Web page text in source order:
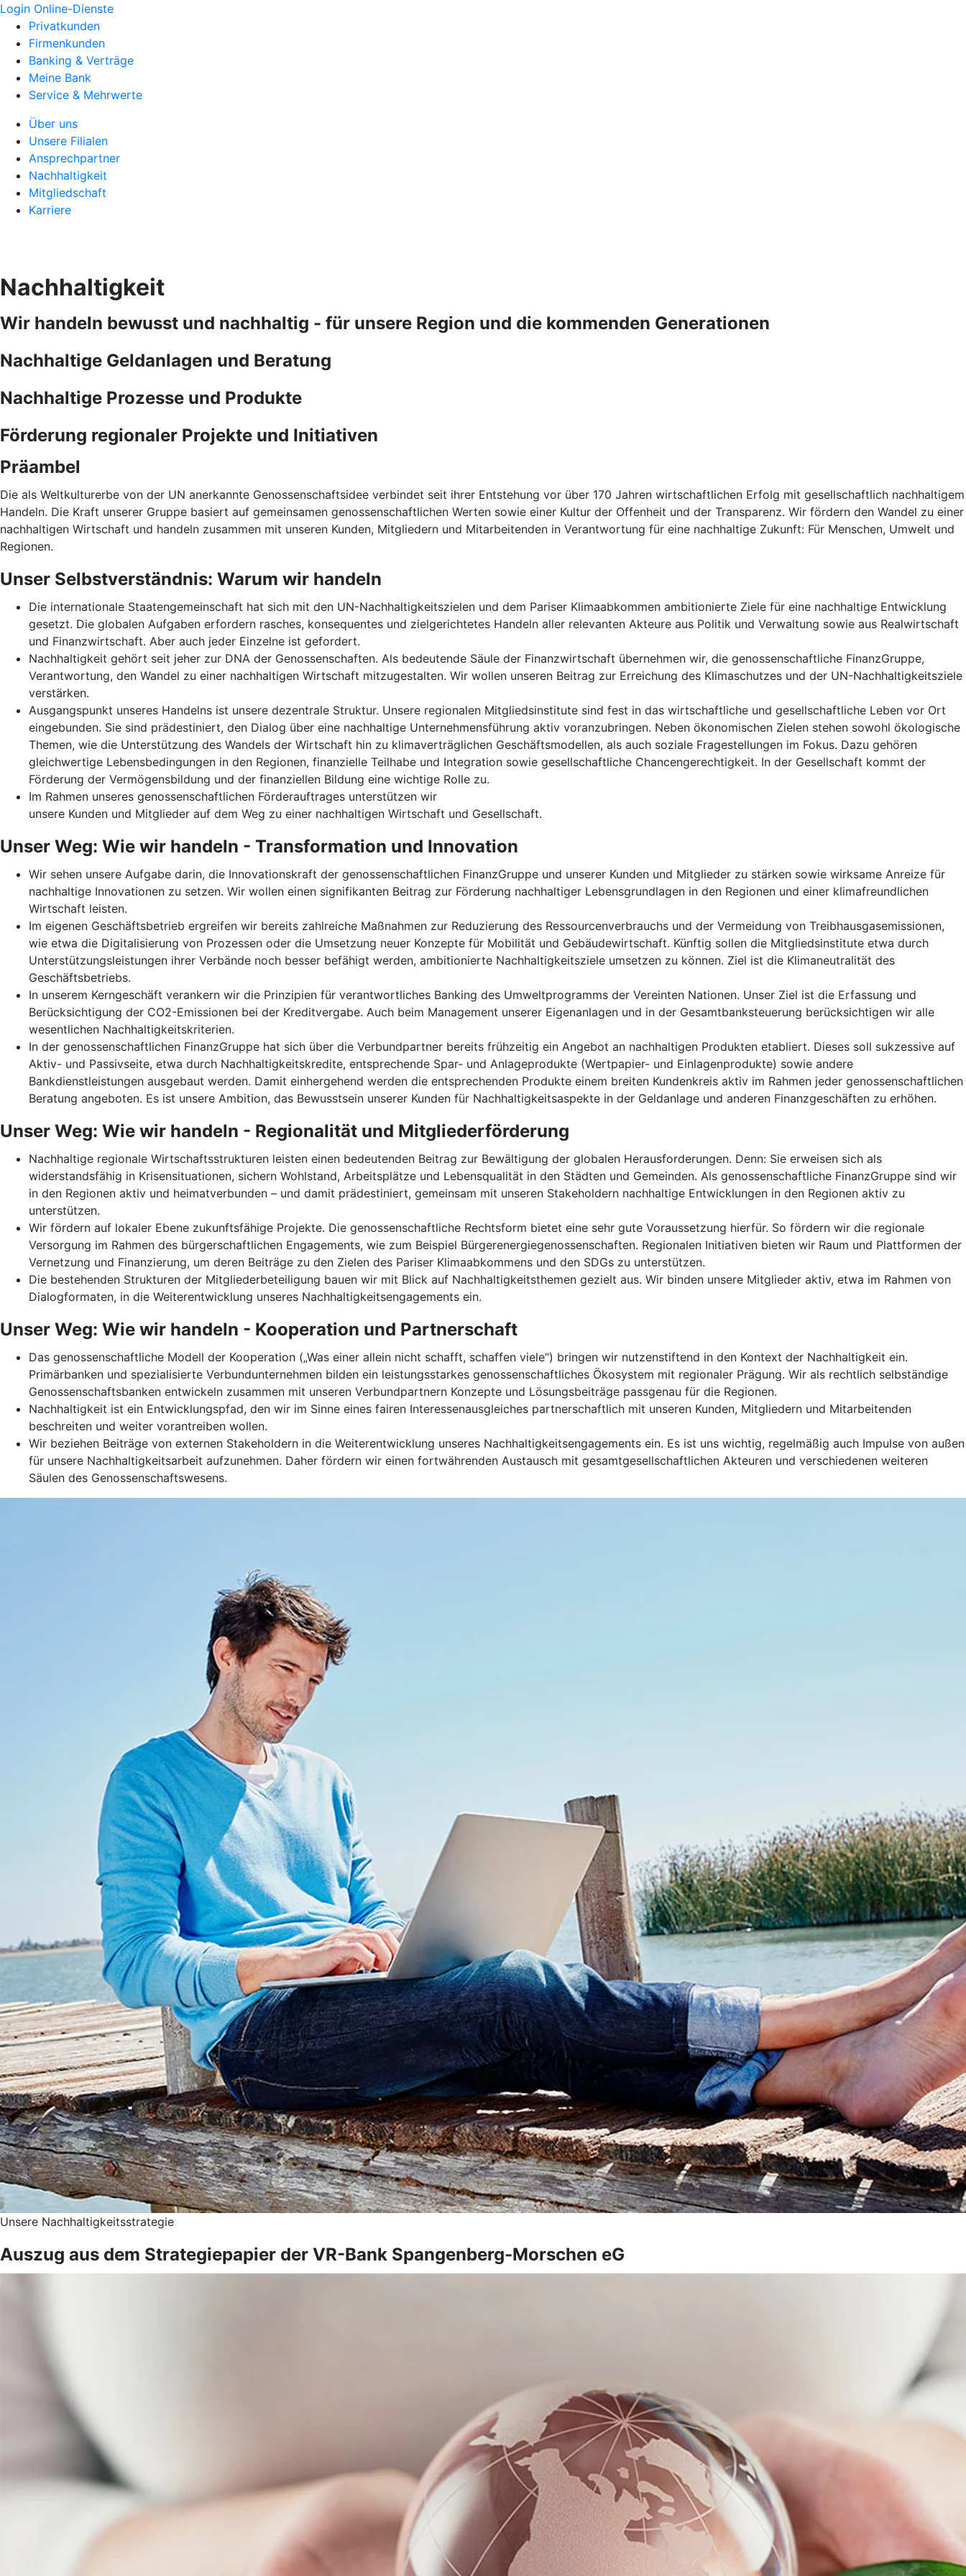
Login Online-Dienste
Privatkunden
Firmenkunden
Banking & Verträge
Meine Bank
Service & Mehrwerte
Über uns
Unsere Filialen
Ansprechpartner
Nachhaltigkeit
Mitgliedschaft
Karriere
Nachhaltigkeit
Wir handeln bewusst und nachhaltig - für unsere Region und die kommenden Generationen
Nachhaltige Geldanlagen und Beratung
Nachhaltige Prozesse und Produkte
Förderung regionaler Projekte und Initiativen
Präambel
Die als Weltkulturerbe von der UN anerkannte Genossenschaftsidee verbindet seit ihrer Entstehung vor über 170 Jahren wirtschaftlichen Erfolg mit gesellschaftlich nachhaltigem
Handeln. Die Kraft unserer Gruppe basiert auf gemeinsamen genossenschaftlichen Werten sowie einer Kultur der Offenheit und der Transparenz. Wir fördern den Wandel zu einer
nachhaltigen Wirtschaft und handeln zusammen mit unseren Kunden, Mitgliedern und Mitarbeitenden in Verantwortung für eine nachhaltige Zukunft: Für Menschen, Umwelt und
Regionen.
Unser Selbstverständnis: Warum wir handeln
Die internationale Staatengemeinschaft hat sich mit den UN-Nachhaltigkeitszielen und dem Pariser Klimaabkommen ambitionierte Ziele für eine nachhaltige Entwicklung
gesetzt. Die globalen Aufgaben erfordern rasches, konsequentes und zielgerichtetes Handeln aller relevanten Akteure aus Politik und Verwaltung sowie aus Realwirtschaft
und Finanzwirtschaft. Aber auch jeder Einzelne ist gefordert.
Nachhaltigkeit gehört seit jeher zur DNA der Genossenschaften. Als bedeutende Säule der Finanzwirtschaft übernehmen wir, die genossenschaftliche FinanzGruppe,
Verantwortung, den Wandel zu einer nachhaltigen Wirtschaft mitzugestalten. Wir wollen unseren Beitrag zur Erreichung des Klimaschutzes und der UN-Nachhaltigkeitsziele
verstärken.
Ausgangspunkt unseres Handelns ist unsere dezentrale Struktur. Unsere regionalen Mitgliedsinstitute sind fest in das wirtschaftliche und gesellschaftliche Leben vor Ort
eingebunden. Sie sind prädestiniert, den Dialog über eine nachhaltige Unternehmensführung aktiv voranzubringen. Neben ökonomischen Zielen stehen sowohl ökologische
Themen, wie die Unterstützung des Wandels der Wirtschaft hin zu klimaverträglichen Geschäftsmodellen, als auch soziale Fragestellungen im Fokus. Dazu gehören
gleichwertige Lebensbedingungen in den Regionen, finanzielle Teilhabe und Integration sowie gesellschaftliche Chancengerechtigkeit. In der Gesellschaft kommt der
Förderung der Vermögensbildung und der finanziellen Bildung eine wichtige Rolle zu.
Im Rahmen unseres genossenschaftlichen Förderauftrages unterstützen wir
unsere Kunden und Mitglieder auf dem Weg zu einer nachhaltigen Wirtschaft und Gesellschaft.
Unser Weg: Wie wir handeln - Transformation und Innovation
Wir sehen unsere Aufgabe darin, die Innovationskraft der genossenschaftlichen FinanzGruppe und unserer Kunden und Mitglieder zu stärken sowie wirksame Anreize für
nachhaltige Innovationen zu setzen. Wir wollen einen signifikanten Beitrag zur Förderung nachhaltiger Lebensgrundlagen in den Regionen und einer klimafreundlichen
Wirtschaft leisten.
Im eigenen Geschäftsbetrieb ergreifen wir bereits zahlreiche Maßnahmen zur Reduzierung des Ressourcenverbrauchs und der Vermeidung von Treibhausgasemissionen,
wie etwa die Digitalisierung von Prozessen oder die Umsetzung neuer Konzepte für Mobilität und Gebäudewirtschaft. Künftig sollen die Mitgliedsinstitute etwa durch
Unterstützungsleistungen ihrer Verbände noch besser befähigt werden, ambitionierte Nachhaltigkeitsziele umsetzen zu können. Ziel ist die Klimaneutralität des
Geschäftsbetriebs.
In unserem Kerngeschäft verankern wir die Prinzipien für verantwortliches Banking des Umweltprogramms der Vereinten Nationen. Unser Ziel ist die Erfassung und
Berücksichtigung der CO2-Emissionen bei der Kreditvergabe. Auch beim Management unserer Eigenanlagen und in der Gesamtbanksteuerung berücksichtigen wir alle
wesentlichen Nachhaltigkeitskriterien.
In der genossenschaftlichen FinanzGruppe hat sich über die Verbundpartner bereits frühzeitig ein Angebot an nachhaltigen Produkten etabliert. Dieses soll sukzessive auf
Aktiv- und Passivseite, etwa durch Nachhaltigkeitskredite, entsprechende Spar- und Anlageprodukte (Wertpapier- und Einlagenprodukte) sowie andere
Bankdienstleistungen ausgebaut werden. Damit einhergehend werden die entsprechenden Produkte einem breiten Kundenkreis aktiv im Rahmen jeder genossenschaftlichen
Beratung angeboten. Es ist unsere Ambition, das Bewusstsein unserer Kunden für Nachhaltigkeitsaspekte in der Geldanlage und anderen Finanzgeschäften zu erhöhen.
Unser Weg: Wie wir handeln - Regionalität und Mitgliederförderung
Nachhaltige regionale Wirtschaftsstrukturen leisten einen bedeutenden Beitrag zur Bewältigung der globalen Herausforderungen. Denn: Sie erweisen sich als
widerstandsfähig in Krisensituationen, sichern Wohlstand, Arbeitsplätze und Lebensqualität in den Städten und Gemeinden. Als genossenschaftliche FinanzGruppe sind wir
in den Regionen aktiv und heimatverbunden – und damit prädestiniert, gemeinsam mit unseren Stakeholdern nachhaltige Entwicklungen in den Regionen aktiv zu
unterstützen.
Wir fördern auf lokaler Ebene zukunftsfähige Projekte. Die genossenschaftliche Rechtsform bietet eine sehr gute Voraussetzung hierfür. So fördern wir die regionale
Versorgung im Rahmen des bürgerschaftlichen Engagements, wie zum Beispiel Bürgerenergiegenossenschaften. Regionalen Initiativen bieten wir Raum und Plattformen der
Vernetzung und Finanzierung, um deren Beiträge zu den Zielen des Pariser Klimaabkommens und den SDGs zu unterstützen.
Die bestehenden Strukturen der Mitgliederbeteiligung bauen wir mit Blick auf Nachhaltigkeitsthemen gezielt aus. Wir binden unsere Mitglieder aktiv, etwa im Rahmen von
Dialogformaten, in die Weiterentwicklung unseres Nachhaltigkeitsengagements ein.
Unser Weg: Wie wir handeln - Kooperation und Partnerschaft
Das genossenschaftliche Modell der Kooperation („Was einer allein nicht schafft, schaffen viele“) bringen wir nutzenstiftend in den Kontext der Nachhaltigkeit ein.
Primärbanken und spezialisierte Verbundunternehmen bilden ein leistungsstarkes genossenschaftliches Ökosystem mit regionaler Prägung. Wir als rechtlich selbständige
Genossenschaftsbanken entwickeln zusammen mit unseren Verbundpartnern Konzepte und Lösungsbeiträge passgenau für die Regionen.
Nachhaltigkeit ist ein Entwicklungspfad, den wir im Sinne eines fairen Interessenausgleiches partnerschaftlich mit unseren Kunden, Mitgliedern und Mitarbeitenden
beschreiten und weiter vorantreiben wollen.
Wir beziehen Beiträge von externen Stakeholdern in die Weiterentwicklung unseres Nachhaltigkeitsengagements ein. Es ist uns wichtig, regelmäßig auch Impulse von außen
für unsere Nachhaltigkeitsarbeit aufzunehmen. Daher fördern wir einen fortwährenden Austausch mit gesamtgesellschaftlichen Akteuren und verschiedenen weiteren
Säulen des Genossenschaftswesens.
Unsere Nachhaltigkeitsstrategie
Auszug aus dem Strategiepapier der VR-Bank Spangenberg-Morschen eG